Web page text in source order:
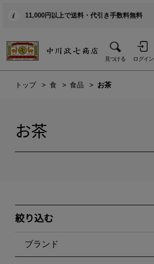
11,000円以上で送料・代引き手数料無料
見つける ログイン
トップ 食 食品 お茶
お茶
絞り込む
ブランド